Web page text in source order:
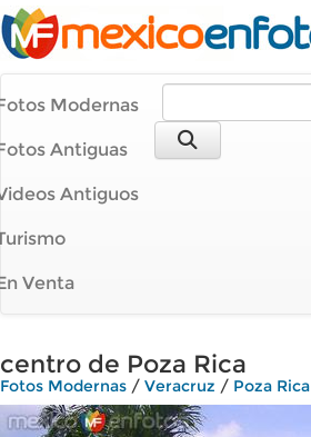
Modernas
Antiguas
Antiguos
Venta
centro de Poza Rica
Fotos Modernas / Veracruz / Poza Rica